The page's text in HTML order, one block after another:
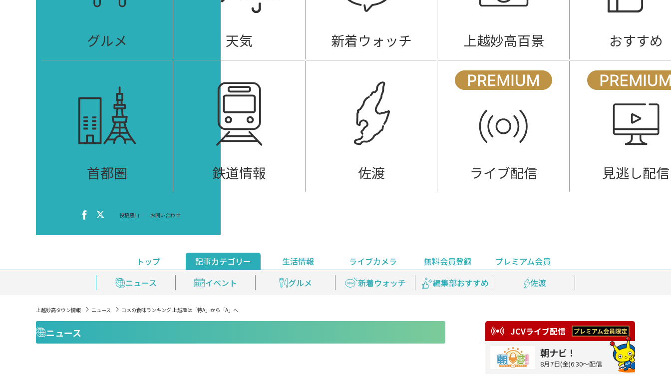
グルメ 天気 新着ウォッチ 上越妙高百景 おすすめ
首都圏 鉄道情報 佐渡 ライブ配信 見逃し配信
投稿窓口 お問い合わせ
トップ
記事カテゴリー
ニュース
イベント グルメ 新着ウォッチ 編集部おすすめ 佐渡
生活情報
おくやみ情報
安全安心情報 天気 上越妙高百景 鉄道情報
ライブカメラ 無料会員登録
プレミアム会員
ライブ配信
見逃し配信 プレミアム会員登録
上越妙高タウン情報 ニュース コメの食味ランキング 上越産は「特A」から「A」へ
ニュース JCVライブ配信
朝ナビ！
8月7日(金)6:30～配信